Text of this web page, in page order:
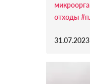
отходы
31.07.2023